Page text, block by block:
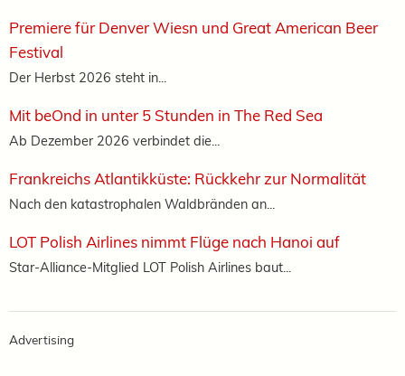
Premiere für Denver Wiesn und Great American Beer
Festival
Der Herbst 2026 steht in...
Mit beOnd in unter 5 Stunden in The Red Sea
Ab Dezember 2026 verbindet die...
Frankreichs Atlantikküste: Rückkehr zur Normalität
Nach den katastrophalen Waldbränden an...
LOT Polish Airlines nimmt Flüge nach Hanoi auf
Star-Alliance-Mitglied LOT Polish Airlines baut...
Advertising